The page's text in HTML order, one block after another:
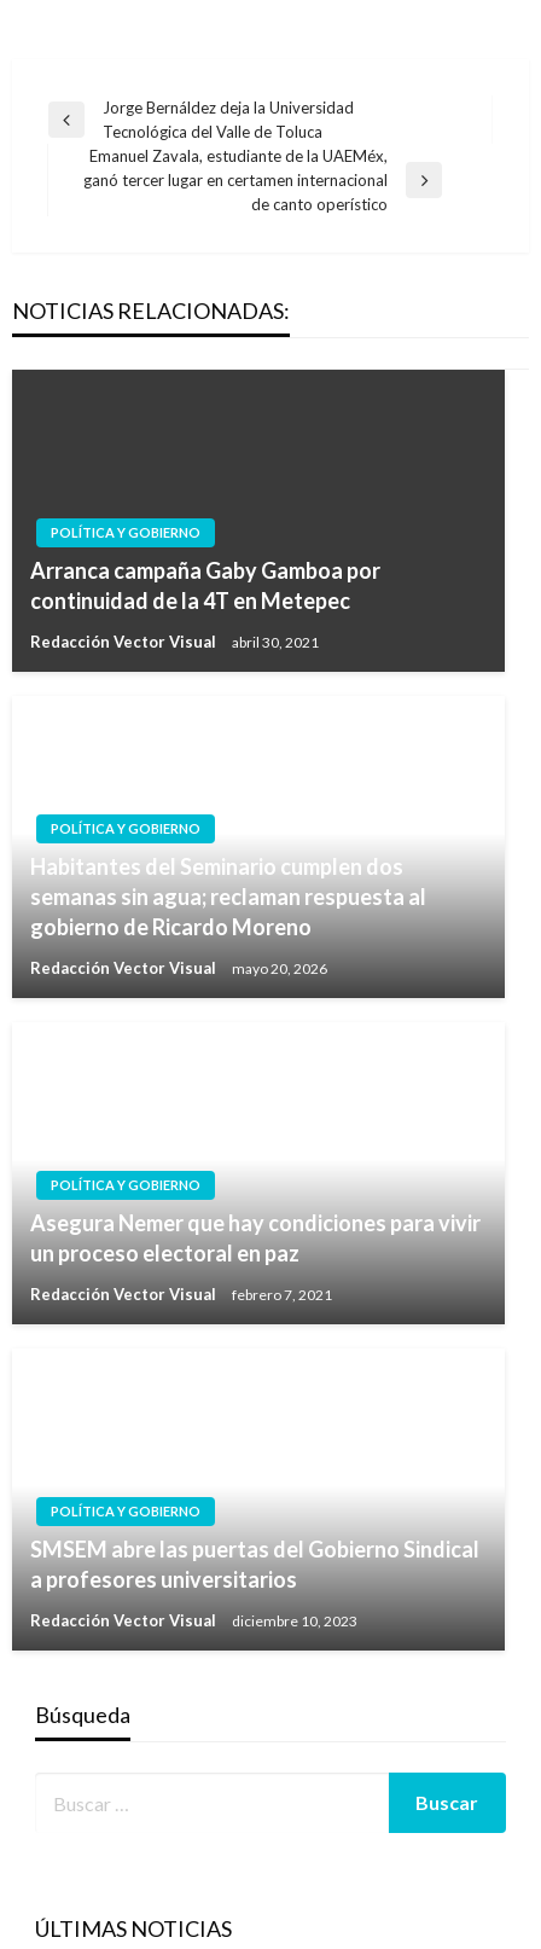
Navegación
entradas
Entrada
anterior
Jorge Bernáldez deja la Universidad
Tecnológica del Valle de Toluca
Entrada
Emanuel Zavala, estudiante de la UAEMéx,
ganó tercer lugar en certamen internacional
de canto operístico
NOTICIAS RELACIONADAS:
POLÍTICA Y GOBIERNO
Arranca campaña Gaby Gamboa por
continuidad de la 4T en Metepec
Redacción Vector Visual abril 30, 2021
POLÍTICA Y GOBIERNO
Habitantes del Seminario cumplen dos
semanas sin agua; reclaman respuesta al
gobierno de Ricardo Moreno
Redacción Vector Visual mayo 20, 2026
POLÍTICA Y GOBIERNO
Asegura Nemer que hay condiciones para vivir
un proceso electoral en paz
Redacción Vector Visual febrero 7, 2021
POLÍTICA Y GOBIERNO
SMSEM abre las puertas del Gobierno Sindical
a profesores universitarios
Redacción Vector Visual diciembre 10, 2023
Búsqueda
ÚLTIMAS NOTICIAS